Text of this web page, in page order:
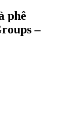
phê
–